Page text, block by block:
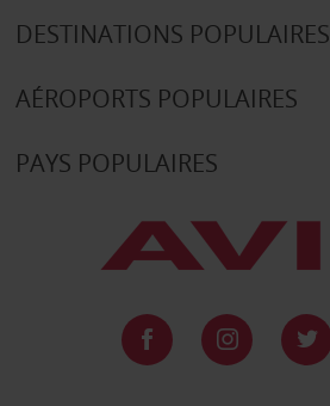
DESTINATIONS POPULAIRES
AÉROPORTS POPULAIRES
PAYS POPULAIRES